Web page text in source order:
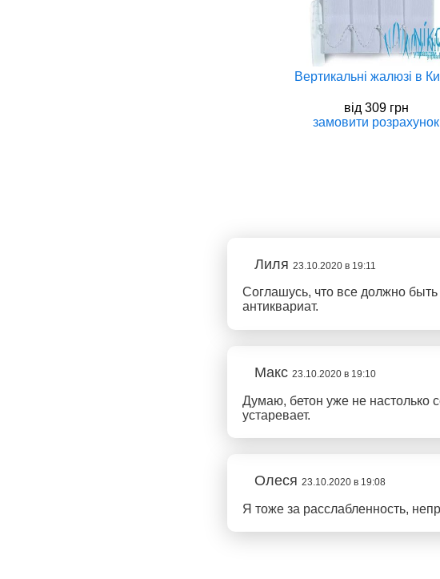
Вертикальнi жалюзi в
вiд 309 грн
замовити розрахунок
Лиля 23.10.2020 в 19:11
Соглашусь, что все должно
антиквариат.
Макс 23.10.2020 в 19:10
Думаю, бетон уже не настолько
устаревает.
Олеся 23.10.2020 в 19:08
Я тоже за расслабленность,